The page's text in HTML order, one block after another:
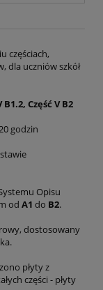
częściach,
dla uczniów szkół
B1.2, Część V B2
godzin
Opisu
od A1 do B2.
dostosowany
płyty z
części - płyty